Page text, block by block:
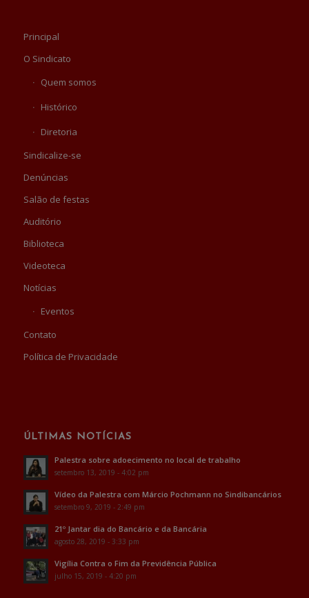
Principal
O Sindicato
Quem somos
Histórico
Diretoria
Sindicalize-se
Denúncias
Salão de festas
Auditório
Biblioteca
Videoteca
Notícias
Eventos
Contato
Política de Privacidade
ÚLTIMAS NOTÍCIAS
Palestra sobre adoecimento no local de trabalho
setembro 13, 2019 - 4:02 pm
Vídeo da Palestra com Márcio Pochmann no Sindibancários
setembro 9, 2019 - 2:49 pm
21º Jantar dia do Bancário e da Bancária
agosto 28, 2019 - 3:33 pm
Vigília Contra o Fim da Previdência Pública
julho 15, 2019 - 4:20 pm